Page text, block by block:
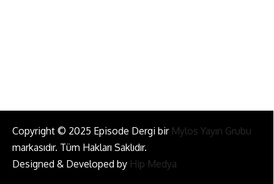
Copyright © 2025 Episode Dergi bir Mylos Yayın Grubu
markasıdır. Tüm Hakları Saklıdır.
Designed & Developed by Hip Medya